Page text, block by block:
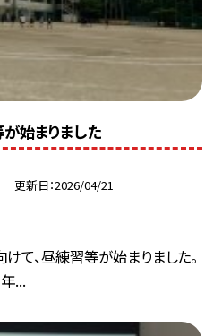
始まりました
更新日 2026/04/21
て、昼練習等が始まりました。
...